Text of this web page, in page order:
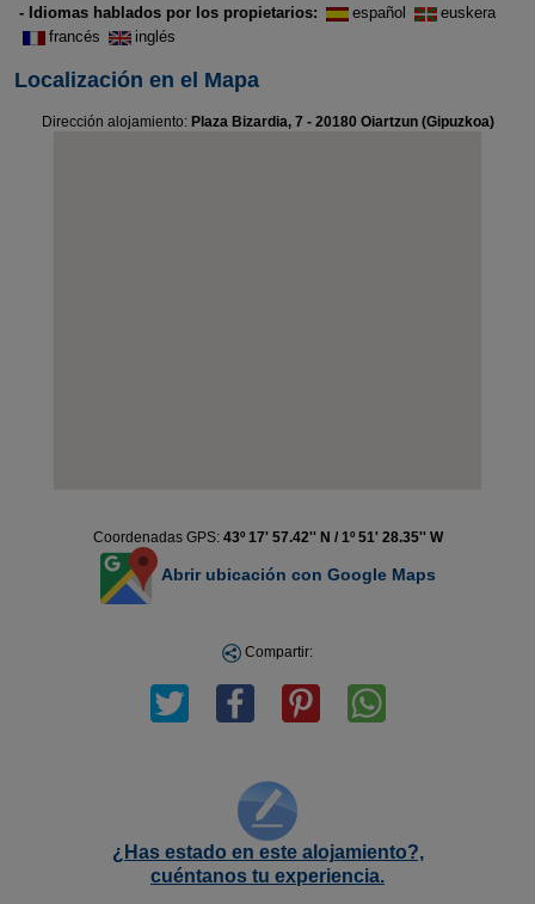
- Idiomas hablados por los propietarios: español
euskera
francés
inglés
Localización en el Mapa
Dirección alojamiento: Plaza Bizardia, 7 - 20180 Oiartzun (Gipuzkoa)
Coordenadas GPS: 43º 17' 57.42'' N / 1º 51' 28.35'' W
Abrir ubicación con Google Maps
Compartir:
¿Has estado en este alojamiento?,
cuéntanos tu experiencia.